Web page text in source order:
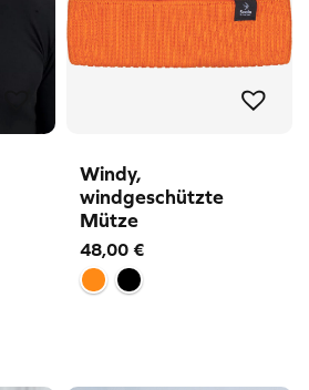
Windy,
windgeschützte
Mütze
48,00 €